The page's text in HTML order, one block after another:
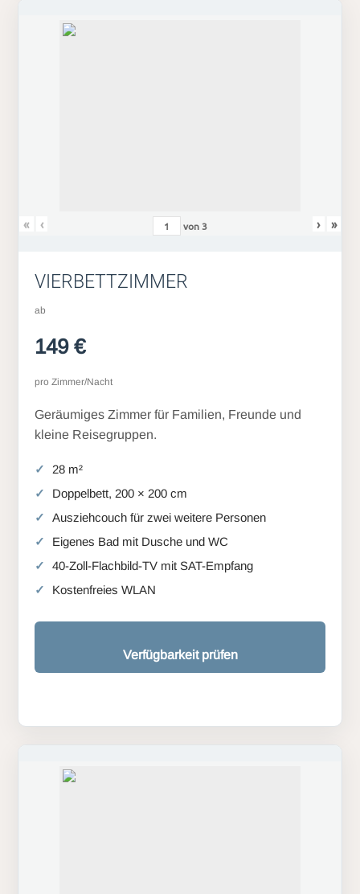
« ‹ von3 › »
VIERBETTZIMMER
ab
149 €
pro Zimmer/Nacht
Geräumiges Zimmer für Familien, Freunde und
kleine Reisegruppen.
28 m²
Doppelbett, 200 × 200 cm
Ausziehcouch für zwei weitere Personen
Eigenes Bad mit Dusche und WC
40-Zoll-Flachbild-TV mit SAT-Empfang
Kostenfreies WLAN
Verfügbarkeit prüfen